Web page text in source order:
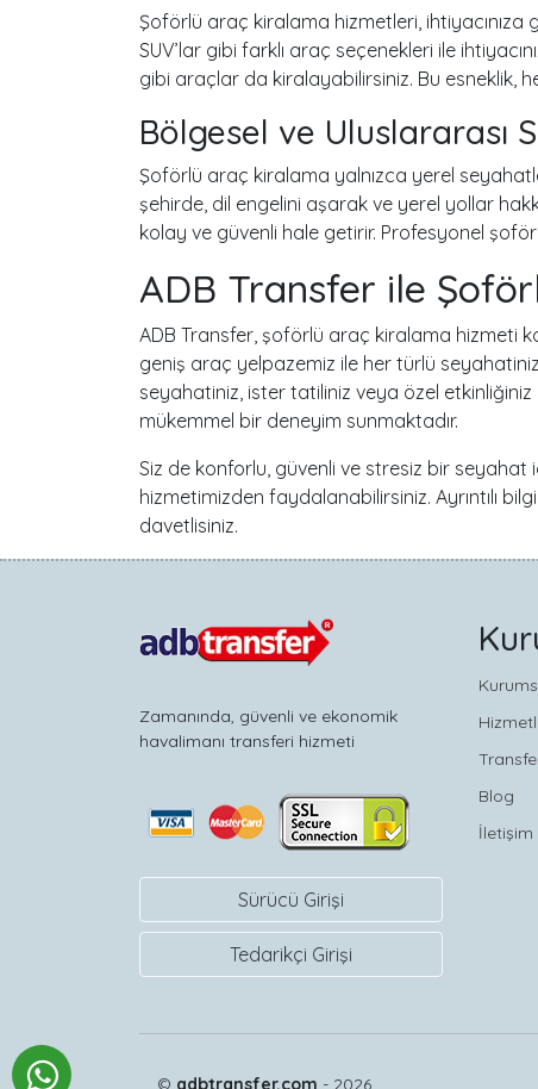
Şoförlü araç kiralama hizmetleri,
SUV’lar gibi farklı araç seçenekleri ile
gibi araçlar da kiralayabilirsiniz. Bu esneklik,
Bölgesel ve Uluslararası
Şoförlü araç kiralama yalnızca yerel
şehirde, dil engelini aşarak ve yerel yollar
kolay ve güvenli hale getirir. Profesyonel
ADB Transfer ile
ADB Transfer, şoförlü araç kiralama hizmeti
geniş araç yelpazemiz ile her türlü
seyahatiniz, ister tatiliniz veya özel etkinliğiniz
mükemmel bir deneyim sunmaktadır.
Siz de konforlu, güvenli ve stresiz bir
hizmetimizden faydalanabilirsiniz. Ayrıntılı
davetlisiniz.
Zamanında, güvenli ve ekonomik
havalimanı transferi hizmeti
Sürücü Girişi
Tedarikçi Girişi
Blog
İletişim
© adbtransfer.com - 2026